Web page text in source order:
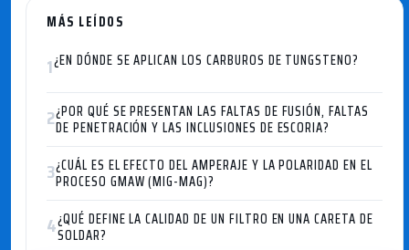
MÁS LEÍDOS
1¿EN DÓNDE SE APLICAN LOS CARBUROS DE TUNGSTENO?
2¿POR QUÉ SE PRESENTAN LAS FALTAS DE FUSIÓN, FALTAS
DE PENETRACIÓN Y LAS INCLUSIONES DE ESCORIA?
3¿CUÁL ES EL EFECTO DEL AMPERAJE Y LA POLARIDAD EN EL
PROCESO GMAW (MIG-MAG)?
4¿QUÉ DEFINE LA CALIDAD DE UN FILTRO EN UNA CARETA DE
SOLDAR?